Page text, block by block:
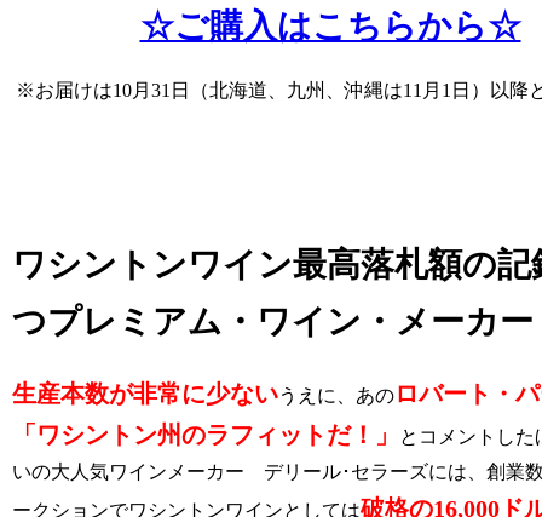
☆ご購入はこちらから☆
※お届けは10月31日（北海道、九州、沖縄は11月1日）以降
ワシントンワイン最高落札額の記
つプレミアム・ワイン・メーカー
生産本数が非常に少ないうえに、あのロバート・
「ワシントン州のラフィットだ！」
とコメントした
いの大人気ワインメーカー デリール･セラーズには、 創業
ークションでワシントンワインとしては破格の16,000ド